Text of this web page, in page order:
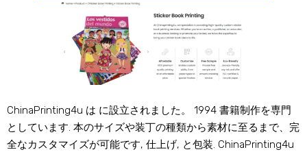
ChinaPrinting4u は に設立されました。 1994 書籍制作を専門
としています. 本のサイズや装丁の種類から素材に至るまで、完
全なカスタマイズが可能です, 仕上げ, と包装. ChinaPrinting4u